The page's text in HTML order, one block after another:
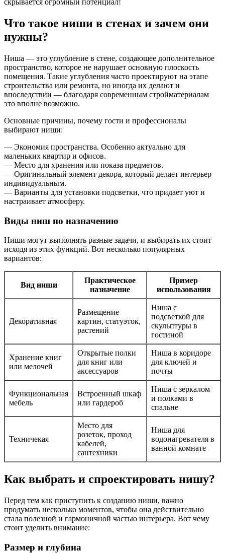
скрывается огромный потенциал!
Что такое ниши в стенах и зачем они
нужны?
Ниша — это углубление в стене, создающее дополнительное
пространство, которое не нарушает основную плоскость
помещения. Такие углубления часто проектируют на этапе
строительства или ремонта, но иногда их делают и
впоследствии — благодаря современным стройматериалам
это вполне возможно.
Основные причины, почему гости и профессионалы
выбирают ниши:
— Экономия пространства. Особенно актуально для
маленьких квартир и офисов.
— Место для хранения или показа предметов.
— Оригинальный элемент декора, который делает интерьер
индивидуальным.
— Варианты для установки подсветки, что придает уют и
настраивает атмосферу.
Виды ниш по назначению
Ниши могут выполнять разные задачи, и выбирать их стоит
исходя из этих функций. Вот несколько популярных
вариантов:
Вид ниши
Практическое
назначение
Пример
использования
Декоративная
Размещение
картин, статуэток,
растений
Ниша с
подсветкой для
скульптуры в
гостиной
Хранение книг
или мелочей
Открытые полки
для книг или
аксессуаров
Ниша в коридоре
для ключей и
почты
Функциональная
мебель
Встроенный шкаф
или гардероб
Ниша с зеркалом
и полками в
спальне
Техничекая
Место для
розеток, проход
кабелей,
сантехники
Ниша для
водонагревателя в
ванной комнате
Как выбрать и спроектировать нишу?
Перед тем как приступить к созданию ниши, важно
продумать несколько моментов, чтобы она действительно
стала полезной и гармоничной частью интерьера. Вот чему
стоит уделить внимание:
Размер и глубина